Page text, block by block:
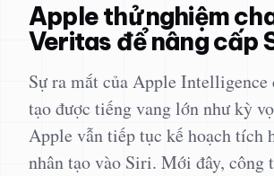
Apple thử nghiệm
Veritas để nâng cấp
Sự ra mắt của Apple Intelligence
tạo được tiếng vang lớn như kỳ
Apple vẫn tiếp tục kế hoạch tích
nhân tạo vào Siri. Mới đây, công